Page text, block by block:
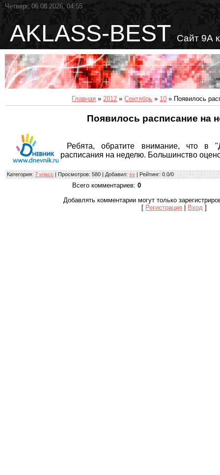
Четверг, 06.08.2026, 04:55
AKLASS-BEST Сайт 9А
Главная » 2012 » Сентябрь » 10 » Появилось
Появилось расписание на
Ребята, обратите внимание, что в
расписания на неделю. Большинство
Категория: 7 класс | Просмотров: 580 | Добавил: sv | Рейтинг: 0.0/0
Всего комментариев: 0
Добавлять комментарии могут только
[ Регистрация Вход ]